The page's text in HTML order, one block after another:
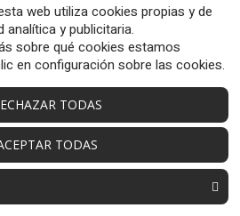
web utiliza cookies propias y de
y publicitaria.
sobre qué cookies estamos
en configuración sobre las cookies.
TODAS
TODAS